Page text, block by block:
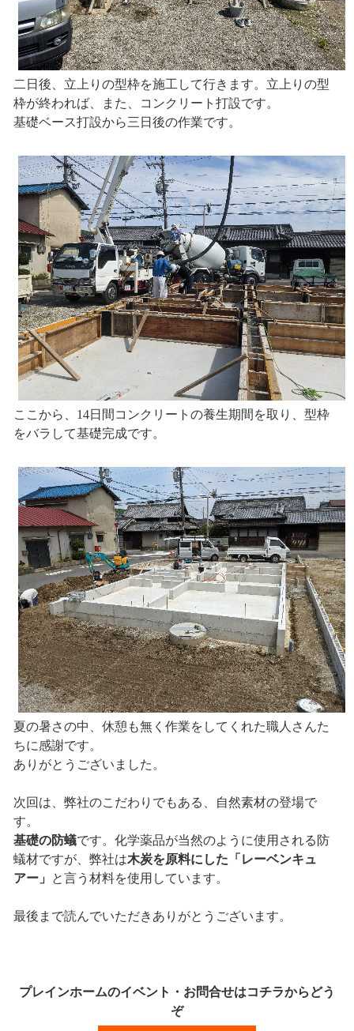
二日後、立上りの型枠を施工して行きます。立上りの型
枠が終われば、また、コンクリート打設です。
基礎ベース打設から三日後の作業です。
ここから、14日間コンクリートの養生期間を取り、型枠
をバラして基礎完成です。
夏の暑さの中、休憩も無く作業をしてくれた職人さんた
ちに感謝です。
ありがとうございました。
次回は、弊社のこだわりでもある、自然素材の登場で
す。
基礎の防蟻です。化学薬品が当然のように使用される防
蟻材ですが、弊社は木炭を原料にした「レーベンキュ
アー」
と言う材料を使用しています。
最後まで読んでいただきありがとうございます。
プレインホームのイベント・お問合せはコチラからどう
ぞ